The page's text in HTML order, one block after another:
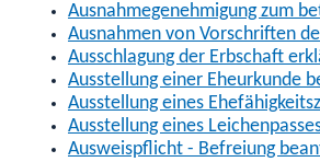
Ausnahmegenehmigung zum
Ausnahmen von Vorschriften
Ausschlagung der Erbschaft
Ausstellung einer Eheurkunde
Ausstellung eines
Ausstellung eines
Ausweispflicht - Befreiung